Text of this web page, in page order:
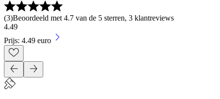
(3)Beoordeeld met 4.7 van de 5 sterren, 3 klantreviews
4.49
Prijs: 4.49 euro